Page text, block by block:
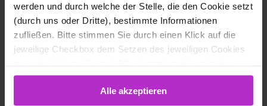
werden und durch welche der Stelle, die den Cookie setzt
(durch uns oder Dritte), bestimmte Informationen
zufließen. Bitte stimmen Sie durch einen Klick auf die
jeweilige Checkbox dem Setzen des jeweiligen Cookies
Setzen von allen Cookies einzuwilligen.
Alle akzeptieren
Mit unserem Incident Response Service stellen wir sicher,
dass Ihrem Unternehmen im Ernstfall die richtigen
Ressourcen und Kompetenzen zur Verfügung stehen. Sie
zahlen eine feste monatliche Pauschale und wir bieten Ihnen
dafür einen Bereitschaftsdienst mit garantierten Annahme-